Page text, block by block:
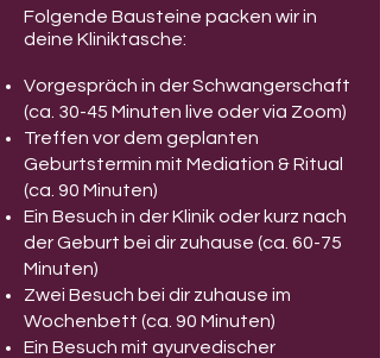
Folgende Bausteine packen wir in
deine Kliniktasche:
Vorgespräch in der Schwangerschaft
(ca. 30-45 Minuten live oder via Zoom)
Treffen vor dem geplanten
Geburtstermin mit Mediation & Ritual
(ca. 90 Minuten)
Ein Besuch in der Klinik oder kurz nach
der Geburt bei dir zuhause (ca. 60-75
Minuten)
Zwei Besuch bei dir zuhause im
Wochenbett (ca. 90 Minuten)
Ein Besuch mit ayurvedischer